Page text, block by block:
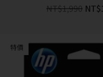
NT$1,990 NT$
特價